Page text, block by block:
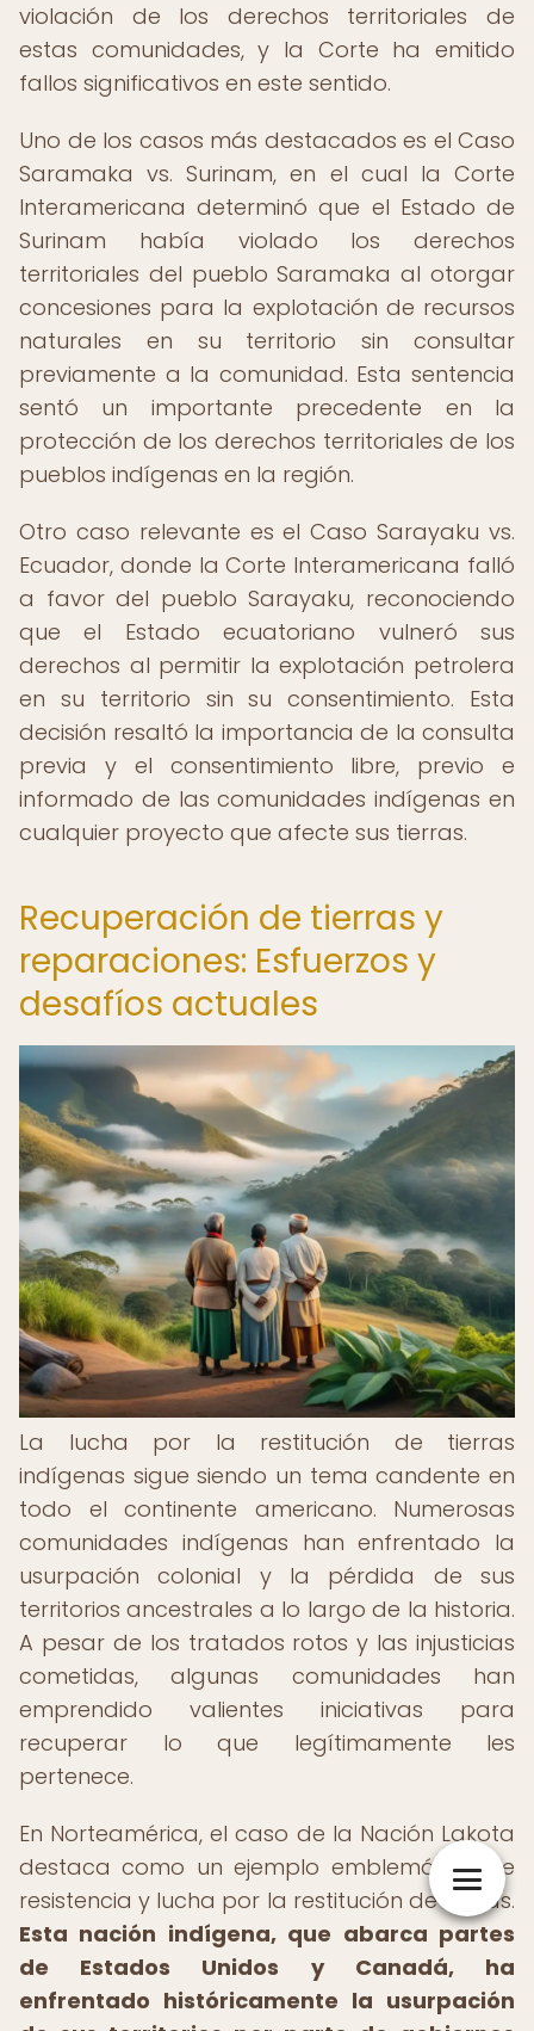
violación de los derechos territoriales de
estas comunidades, y la Corte ha emitido
fallos significativos en este sentido.
Uno de los casos más destacados es el Caso
Saramaka vs. Surinam, en el cual la Corte
Interamericana determinó que el Estado de
Surinam había violado los derechos
territoriales del pueblo Saramaka al otorgar
concesiones para la explotación de recursos
naturales en su territorio sin consultar
previamente a la comunidad. Esta sentencia
sentó un importante precedente en la
protección de los derechos territoriales de los
pueblos indígenas en la región.
Otro caso relevante es el Caso Sarayaku vs.
Ecuador, donde la Corte Interamericana falló
a favor del pueblo Sarayaku, reconociendo
que el Estado ecuatoriano vulneró sus
derechos al permitir la explotación petrolera
en su territorio sin su consentimiento. Esta
decisión resaltó la importancia de la consulta
previa y el consentimiento libre, previo e
informado de las comunidades indígenas en
cualquier proyecto que afecte sus tierras.
Recuperación de tierras y
reparaciones: Esfuerzos y
desafíos actuales
La lucha por la restitución de tierras
indígenas sigue siendo un tema candente en
todo el continente americano. Numerosas
comunidades indígenas han enfrentado la
usurpación colonial y la pérdida de sus
territorios ancestrales a lo largo de la historia.
A pesar de los tratados rotos y las injusticias
cometidas, algunas comunidades han
emprendido valientes iniciativas para
recuperar lo que legítimamente les
pertenece.
En Norteamérica, el caso de la Nación Lakota
destaca como un ejemplo emblemático de
resistencia y lucha por la restitución de tierras.
Esta nación indígena, que abarca partes
de Estados Unidos y Canadá, ha
enfrentado históricamente la usurpación